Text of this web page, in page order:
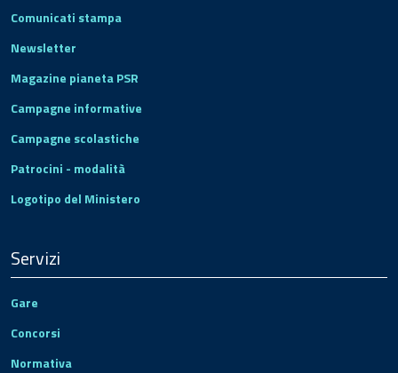
Comunicati stampa
Newsletter
Magazine pianeta PSR
Campagne informative
Campagne scolastiche
Patrocini - modalità
Logotipo del Ministero
Servizi
Gare
Concorsi
Normativa